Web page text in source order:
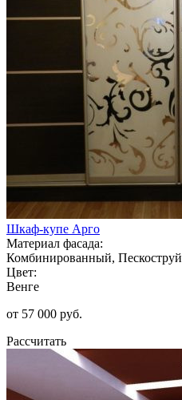
Шкаф-купе Арго
Материал фасада:
Комбинированный, Пескоструй
Цвет:
Венге
от 57 000 руб.
Рассчитать